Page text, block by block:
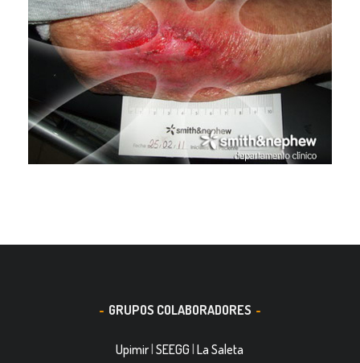
GRUPOS COLABORADORES
Upimir |SEEGG |La Saleta